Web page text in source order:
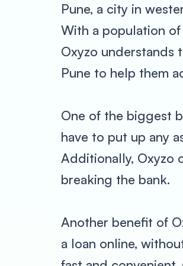
Pune, a city in
With a population
Oxyzo understands
Pune to help them
One of the biggest
have to put up any
Additionally, Oxyzo
breaking the bank.
Another benefit of
a loan online,